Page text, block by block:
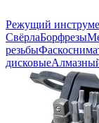
Режущий
СвёрлаБорфрезы
резьбы
дисковые